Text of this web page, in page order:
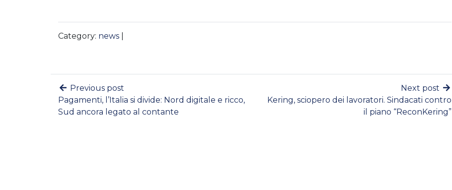
Category: news
Previous post
Pagamenti, l’Italia si divide: Nord digitale e ricco,
Sud ancora legato al contante
Next post
Kering, sciopero dei lavoratori. Sindacati contro
il piano “ReconKering”